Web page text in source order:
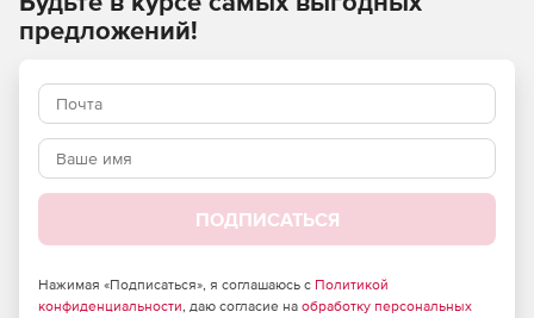
предложений!
ПОДПИСАТЬСЯ
Нажимая «Подписаться», я соглашаюсь с Политикой
конфиденциальности, даю согласие на обработку персональных